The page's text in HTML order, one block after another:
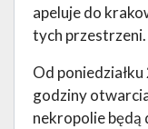
apeluje do
tych przestrzeni.
Od
godziny
nekropolie będą